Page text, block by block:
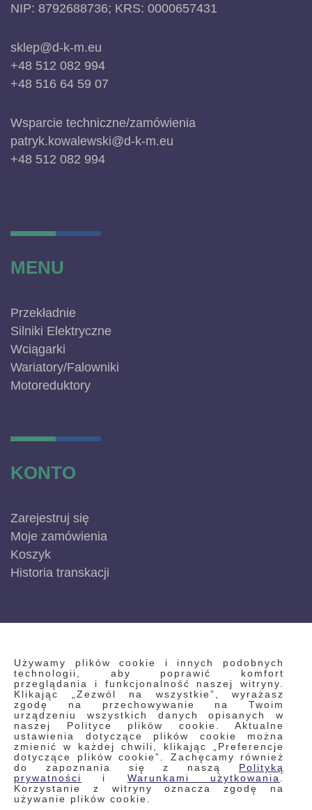
Używamy plików cookie i innych podobnych
technologii, aby poprawić komfort
przeglądania i funkcjonalność naszej witryny.
Klikając „Zezwól na wszystkie”, wyrażasz
zgodę na przechowywanie na Twoim
urządzeniu wszystkich danych opisanych w
naszej Polityce plików cookie. Aktualne
ustawienia dotyczące plików cookie można
zmienić w każdej chwili, klikając „Preferencje
dotyczące plików cookie”. Zachęcamy również
do zapoznania się z naszą Polityką
prywatności
i Warunkami użytkowania
Korzystanie z witryny oznacza zgodę na
używanie plików cookie.
NIP: 8792688736; KRS: 0000657431
sklep@d-k-m.eu
+48 512 082 994
+48 516 64 59 07
Wsparcie techniczne/zamówienia
patryk.kowalewski@d-k-m.eu
+48 512 082 994
MENU
Przekładnie
Silniki Elektryczne
Wciągarki
Wariatory/Falowniki
Motoreduktory
KONTO
Zarejestruj się
Moje zamówienia
Koszyk
Historia transkacji
INFORMACJE
Regulamin
Polityka prywatności i pliki cookie
Wyszukiwane frazy
Wyszukiwanie zaawansowane
Zamówienia
Skontaktuj się z nami